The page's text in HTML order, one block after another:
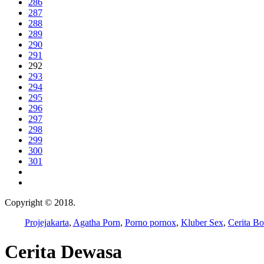
286
287
288
289
290
291
292
293
294
295
296
297
298
299
300
301
Copyright © 2018.
Projejakarta, Agatha Porn, Porno pornox, Kluber Sex, Cerita
Cerita Dewasa